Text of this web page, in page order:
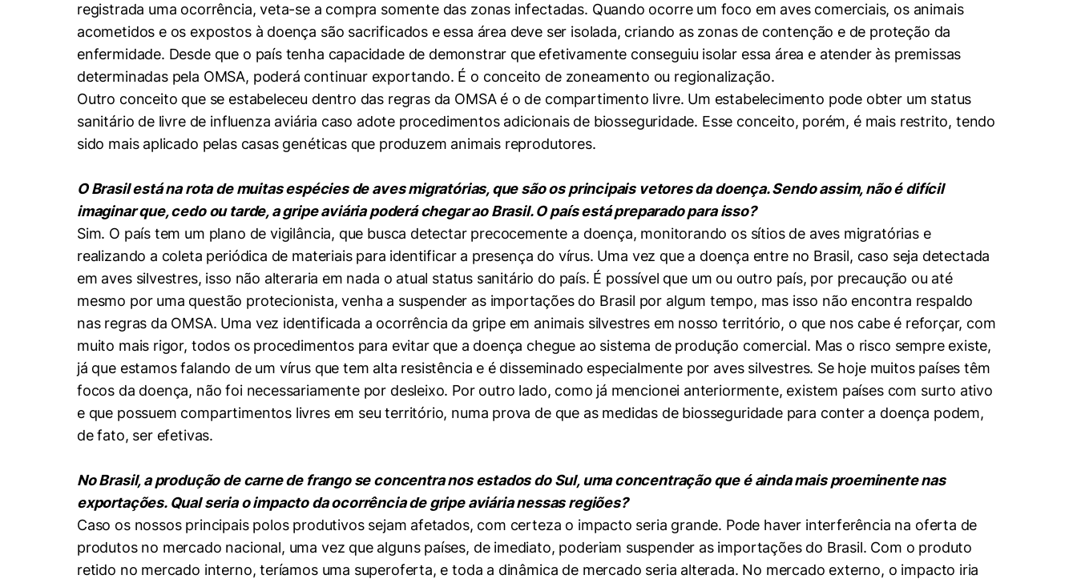
registrada uma ocorrência, veta-se a compra somente das zonas infectadas. Quando ocorre um foco em aves comerciais, os animais
acometidos e os expostos à doença são sacrificados e essa área deve ser isolada, criando as zonas de contenção e de proteção da
enfermidade. Desde que o país tenha capacidade de demonstrar que efetivamente conseguiu isolar essa área e atender às premissas
determinadas pela OMSA, poderá continuar exportando. É o conceito de zoneamento ou regionalização.
Outro conceito que se estabeleceu dentro das regras da OMSA é o de compartimento livre. Um estabelecimento pode obter um status
sanitário de livre de influenza aviária caso adote procedimentos adicionais de biosseguridade. Esse conceito, porém, é mais restrito, tendo
sido mais aplicado pelas casas genéticas que produzem animais reprodutores.
O Brasil está na rota de muitas espécies de aves migratórias, que são os principais vetores da doença. Sendo assim, não é difícil
imaginar que, cedo ou tarde, a gripe aviária poderá chegar ao Brasil. O país está preparado para isso?
Sim. O país tem um plano de vigilância, que busca detectar precocemente a doença, monitorando os sítios de aves migratórias e
realizando a coleta periódica de materiais para identificar a presença do vírus. Uma vez que a doença entre no Brasil, caso seja detectada
em aves silvestres, isso não alteraria em nada o atual status sanitário do país. É possível que um ou outro país, por precaução ou até
mesmo por uma questão protecionista, venha a suspender as importações do Brasil por algum tempo, mas isso não encontra respaldo
nas regras da OMSA. Uma vez identificada a ocorrência da gripe em animais silvestres em nosso território, o que nos cabe é reforçar, com
muito mais rigor, todos os procedimentos para evitar que a doença chegue ao sistema de produção comercial. Mas o risco sempre existe,
já que estamos falando de um vírus que tem alta resistência e é disseminado especialmente por aves silvestres. Se hoje muitos países têm
focos da doença, não foi necessariamente por desleixo. Por outro lado, como já mencionei anteriormente, existem países com surto ativo
e que possuem compartimentos livres em seu território, numa prova de que as medidas de biosseguridade para conter a doença podem,
de fato, ser efetivas.
No Brasil, a produção de carne de frango se concentra nos estados do Sul, uma concentração que é ainda mais proeminente nas
exportações. Qual seria o impacto da ocorrência de gripe aviária nessas regiões?
Caso os nossos principais polos produtivos sejam afetados, com certeza o impacto seria grande. Pode haver interferência na oferta de
produtos no mercado nacional, uma vez que alguns países, de imediato, poderiam suspender as importações do Brasil. Com o produto
retido no mercado interno, teríamos uma superoferta, e toda a dinâmica de mercado seria alterada. No mercado externo, o impacto iria
Cookies estritamente necessários
Cookies de preferências de usuário